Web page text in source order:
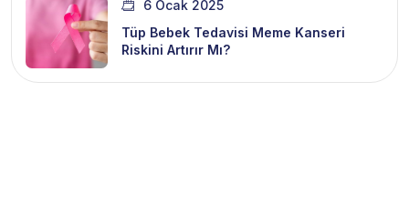
6 Ocak 2025
Tüp Bebek Tedavisi Meme Kanseri
Riskini Artırır Mı?